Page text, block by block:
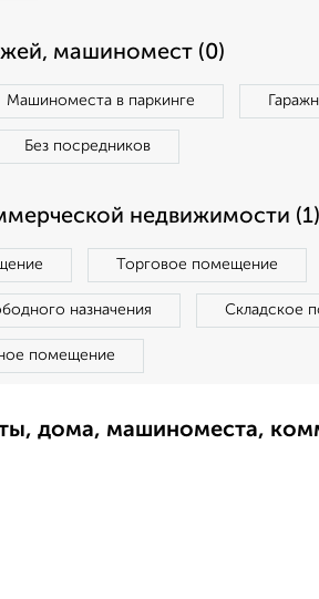
машиномест (0)
Машиноместа в паркинге
Без посредников
недвижимости (1)
Торговое помещение
назначения Складское
помещение
дома, машиноместа,